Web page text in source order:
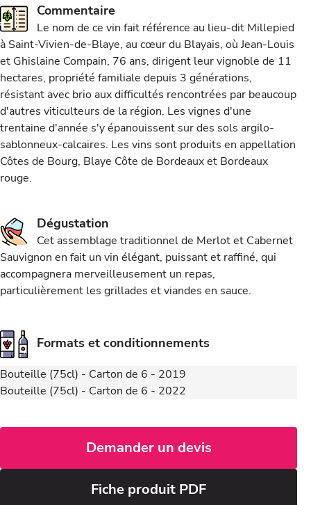
Commentaire
Le nom de ce vin fait référence au lieu-dit Millepied
à Saint-Vivien-de-Blaye, au cœur du Blayais, où Jean-Louis
et Ghislaine Compain, 76 ans, dirigent leur vignoble de 11
hectares, propriété familiale depuis 3 générations,
résistant avec brio aux difficultés rencontrées par beaucoup
d'autres viticulteurs de la région. Les vignes d'une
trentaine d'année s'y épanouissent sur des sols argilo-
sablonneux-calcaires. Les vins sont produits en appellation
Côtes de Bourg, Blaye Côte de Bordeaux et Bordeaux
rouge.
Dégustation
Cet assemblage traditionnel de Merlot et Cabernet
Sauvignon en fait un vin élégant, puissant et raffiné, qui
accompagnera merveilleusement un repas,
particulièrement les grillades et viandes en sauce.
Formats et conditionnements
Bouteille (75cl) - Carton de 6 - 2019
Bouteille (75cl) - Carton de 6 - 2022
Demander un devis
Fiche produit PDF